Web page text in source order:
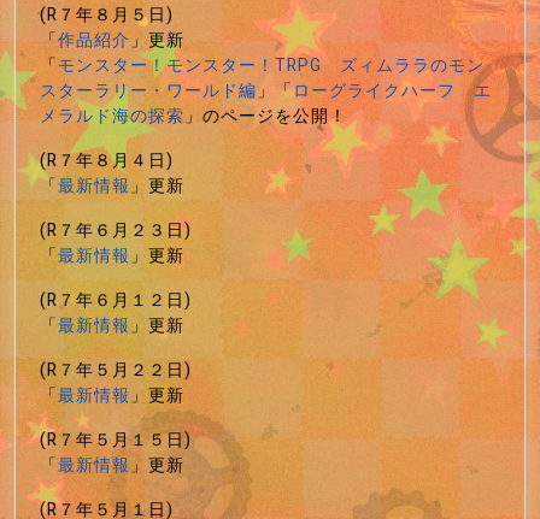
(R７年８月５日)
「作品紹介」更新
「モンスター！モンスター！TRPG ズィムララのモン
スターラリー・ワールド編」「ローグライクハーフ エ
メラルド海の探索」のページを公開！
(R７年８月４日)
「最新情報」更新
(R７年６月２３日)
「最新情報」更新
(R７年６月１２日)
「最新情報」更新
(R７年５月２２日)
「最新情報」更新
(R７年５月１５日)
「最新情報」更新
(R７年５月１日)